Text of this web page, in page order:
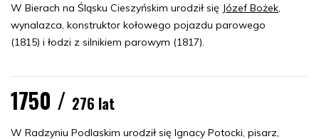
W Bierach na Śląsku Cieszyńskim urodził się Józef Bożek,
wynalazca, konstruktor kołowego pojazdu parowego
(1815) i łodzi z silnikiem parowym (1817).
1750 / 276 lat
W Radzyniu Podlaskim urodził się Ignacy Potocki, pisarz,